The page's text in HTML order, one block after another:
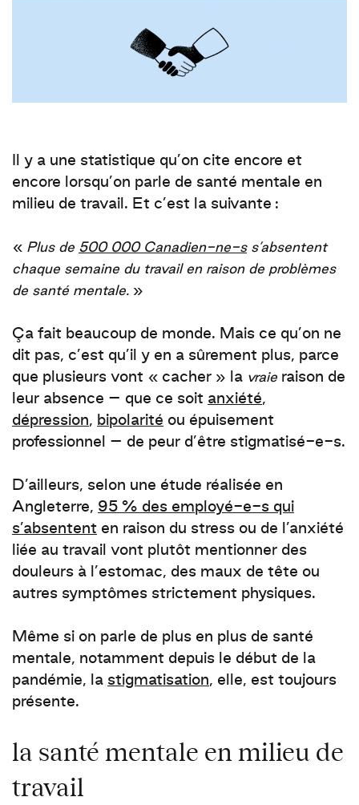
Il y a une statistique qu’on cite encore et
encore lorsqu’on parle de santé mentale en
milieu de travail. Et c’est la suivante :
« Plus de 500 000 Canadien-ne-ss’absentent
chaque semaine du travail en raison de problèmes
de santé mentale. »
Ça fait beaucoup de monde. Mais ce qu’on ne
dit pas, c’est qu’il y en a sûrement plus, parce
que plusieurs vont « cacher » la vraie raison de
leur absence – que ce soit anxiété,
dépression, bipolarité ou épuisement
professionnel – de peur d’être stigmatisé-e-s.
D’ailleurs, selon une étude réalisée en
Angleterre, 95 % des employé-e-s qui
s’absentent en raison du stress ou de l’anxiété
liée au travail vont plutôt mentionner des
douleurs à l’estomac, des maux de tête ou
autres symptômes strictement physiques.
Même si on parle de plus en plus de santé
mentale, notamment depuis le début de la
pandémie, la stigmatisation, elle, est toujours
présente.
la santé mentale en milieu de
travail